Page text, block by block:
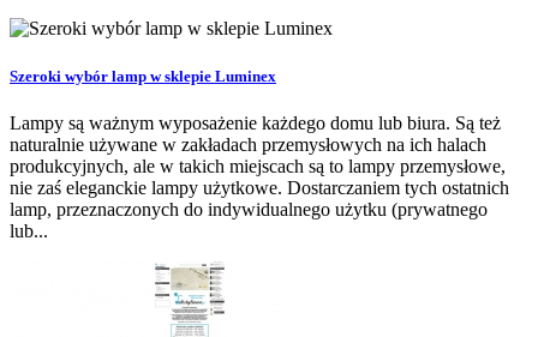
Szeroki wybór lamp w sklepie Luminex
Lampy są ważnym wyposażenie każdego domu lub biura. Są też
naturalnie używane w zakładach przemysłowych na ich halach
produkcyjnych, ale w takich miejscach są to lampy przemysłowe,
nie zaś eleganckie lampy użytkowe. Dostarczaniem tych ostatnich
lamp, przeznaczonych do indywidualnego użytku (prywatnego
lub...